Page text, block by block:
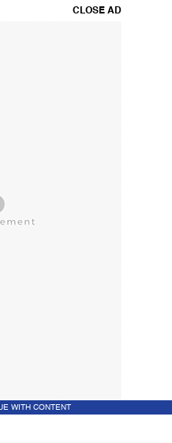
CLOSE AD
WITH CONTENT